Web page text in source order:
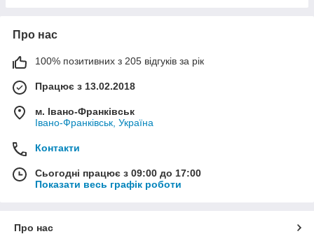
Про нас
100% позитивних з 205 відгуків за рік
Працює з 13.02.2018
м. Івано-Франківськ
Івано-Франківськ, Україна
Контакти
Сьогодні працює з 09:00 до 17:00
Показати весь графік роботи
Про нас